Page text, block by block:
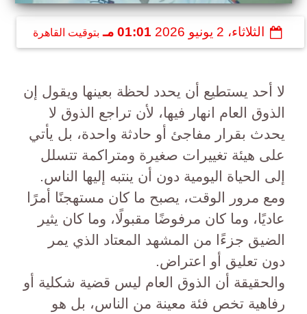
الثلاثاء، 2 يونيو 2026 01:01 مـ بتوقيت القاهرة
لا أحد يستطيع أن يحدد لحظة بعينها ويقول إن
الذوق العام انهار فيها، لأن تراجع الذوق لا
يحدث بقرار مفاجئ أو حادثة واحدة، بل يأتي
على هيئة تغييرات صغيرة ومتراكمة تتسلل
إلى الحياة اليومية دون أن ينتبه إليها الناس.
ومع مرور الوقت، يصبح ما كان مستهجنًا أمرًا
عاديًا، وما كان مرفوضًا مقبولًا، وما كان يثير
الضيق جزءًا من المشهد المعتاد الذي يمر
دون تعليق أو اعتراض.
والحقيقة أن الذوق العام ليس قضية شكلية أو
رفاهية تخص فئة معينة من الناس، بل هو